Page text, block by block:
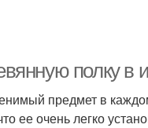
полку в
предмет в
ее очень легко